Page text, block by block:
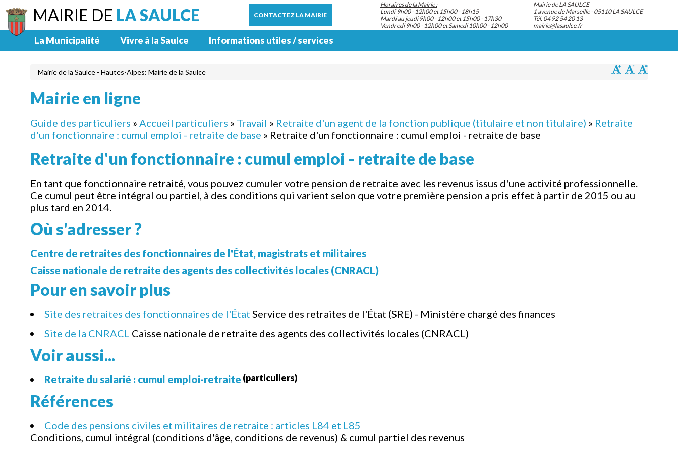
MAIRIE DE LA SAULCE CONTACTEZ LA MAIRIE
Horaires de la Mairie :
Lundi 9h00 - 12h00 et 15h00 - 18h15
Mardi au jeudi 9h00 - 12h00 et 15h00 - 17h30
Vendredi 9h00 - 12h00 et Samedi 10h00 - 12h00
Mairie de LA SAULCE
1 avenue de Marseille - 05110 LA SAULCE
Tél. 04 92 54 20 13
mairie@lasaulce.fr
La Municipalité Vivre à la Saulce Informations utiles / services
Mairie de la Saulce - Hautes-Alpes: Mairie de la Saulce
Mairie en ligne
Guide des particuliers » Accueil particuliers » Travail » Retraite d'un agent de la fonction publique (titulaire et non titulaire) » Retraite
d'un fonctionnaire : cumul emploi - retraite de base » Retraite d'un fonctionnaire : cumul emploi - retraite de base
Retraite d'un fonctionnaire : cumul emploi - retraite de base
En tant que fonctionnaire retraité, vous pouvez cumuler votre pension de retraite avec les revenus issus d'une activité professionnelle.
Ce cumul peut être intégral ou partiel, à des conditions qui varient selon que votre première pension a pris effet à partir de 2015 ou au
plus tard en 2014.
Où s'adresser ?
Centre de retraites des fonctionnaires de l'État, magistrats et militaires
Caisse nationale de retraite des agents des collectivités locales (CNRACL)
Pour en savoir plus
Site des retraites des fonctionnaires de l'État Service des retraites de l'État (SRE) - Ministère chargé des finances
Site de la CNRACL Caisse nationale de retraite des agents des collectivités locales (CNRACL)
Voir aussi...
Retraite du salarié : cumul emploi-retraite (particuliers)
Références
Code des pensions civiles et militaires de retraite : articles L84 et L85
Conditions, cumul intégral (conditions d'âge, conditions de revenus) & cumul partiel des revenus